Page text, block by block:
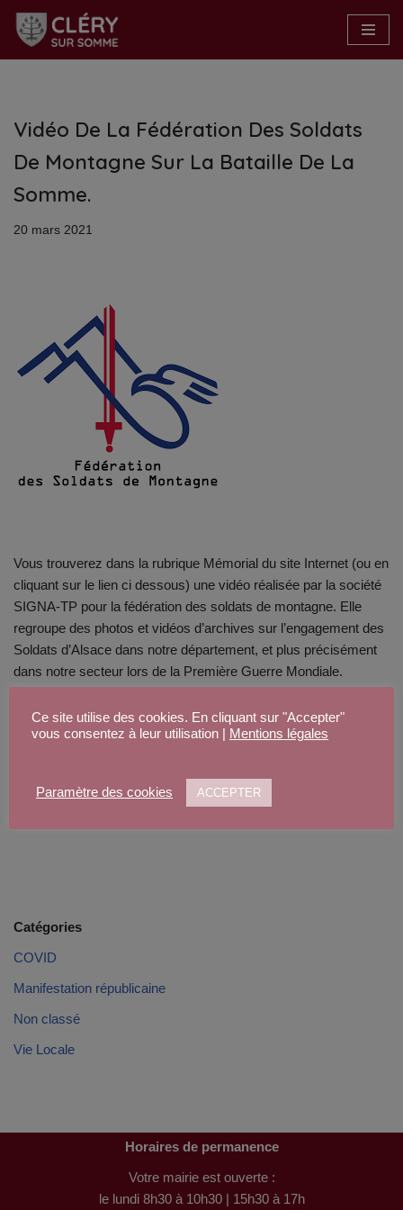
Aller
Vidéo De La Fédération Des Soldats
De Montagne Sur La Bataille De La
Somme.
20 mars 2021
Vous trouverez dans la rubrique Mémorial du site Internet (ou en
cliquant sur le lien ci dessous) une vidéo réalisée par la société
SIGNA-TP pour la fédération des soldats de montagne. Elle
regroupe des photos et vidéos d’archives sur l’engagement des
Soldats d’Alsace dans notre département, et plus précisément
dans notre secteur lors de la Première Guerre Mondiale.
Rubrique Mémorial
Catégories
COVID
Manifestation républicaine
Non classé
Vie Locale
Horaires de permanence
Votre mairie est ouverte :
le lundi 8h30 à 10h30 | 15h30 à 17h
Ce site utilise des cookies. En cliquant sur "Accepter"
vous consentez à leur utilisation |
Mentions légales
Paramètre des cookies ACCEPTER